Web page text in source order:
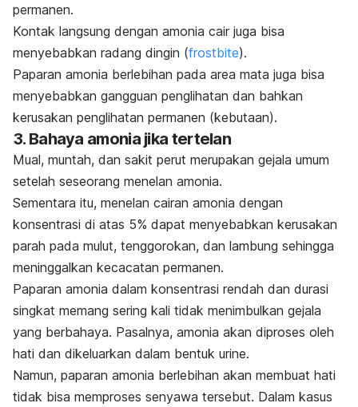
permanen.
Kontak langsung dengan amonia cair juga bisa
menyebabkan radang dingin (frostbite).
Paparan amonia berlebihan pada area mata juga bisa
menyebabkan gangguan penglihatan dan bahkan
kerusakan penglihatan permanen (kebutaan).
3. Bahaya amonia jika tertelan
Mual, muntah, dan sakit perut merupakan gejala umum
setelah seseorang menelan amonia.
Sementara itu, menelan cairan amonia dengan
konsentrasi di atas 5% dapat menyebabkan kerusakan
parah pada mulut, tenggorokan, dan lambung sehingga
meninggalkan kecacatan permanen.
Paparan amonia dalam konsentrasi rendah dan durasi
singkat memang sering kali tidak menimbulkan gejala
yang berbahaya. Pasalnya, amonia akan diproses oleh
hati dan dikeluarkan dalam bentuk urine.
Namun, paparan amonia berlebihan akan membuat hati
tidak bisa memproses senyawa tersebut. Dalam kasus